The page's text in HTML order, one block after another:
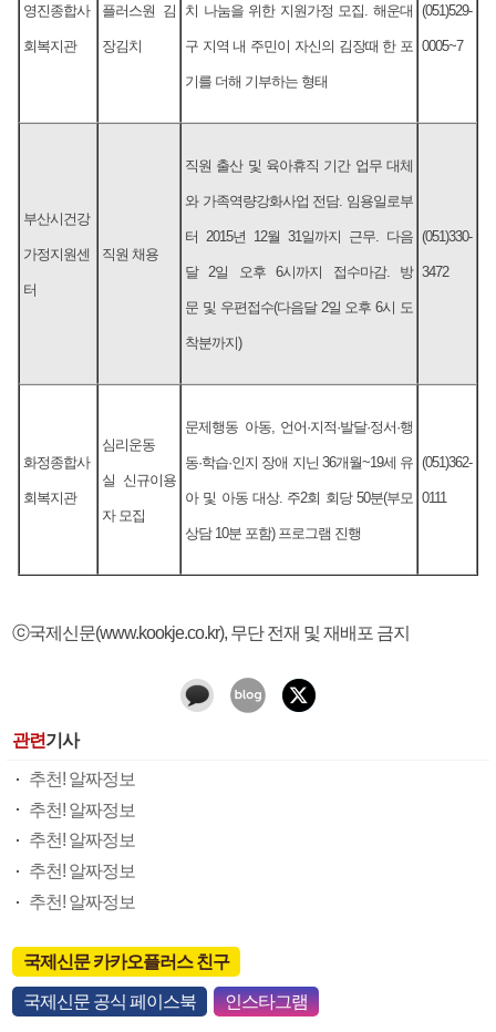
영진종합사
회복지관
플러스원 김
장김치
치 나눔을 위한 지원가정 모집. 해운대
구 지역 내 주민이 자신의 김장때 한 포
기를 더해 기부하는 형태
(051)529-
0005~7
부산시건강
가정지원센
터
직원 채용
직원 출산 및 육아휴직 기간 업무 대체
와 가족역량강화사업 전담. 임용일로부
터 2015년 12월 31일까지 근무. 다음
달 2일 오후 6시까지 접수마감. 방
문 및 우편접수(다음달 2일 오후 6시 도
착분까지)
(051)330-
3472
화정종합사
회복지관
심리운동
실 신규이용
자 모집
문제행동 아동, 언어·지적·발달·정서·행
동·학습·인지 장애 지닌 36개월~19세 유
아 및 아동 대상. 주2회 회당 50분(부모
상담 10분 포함) 프로그램 진행
(051)362-
0111
ⓒ국제신문(www.kookje.co.kr), 무단 전재 및 재배포 금지
관련기사
추천! 알짜정보
추천! 알짜정보
추천! 알짜정보
추천! 알짜정보
추천! 알짜정보
국제신문 카카오플러스 친구
국제신문 공식 페이스북 인스타그램